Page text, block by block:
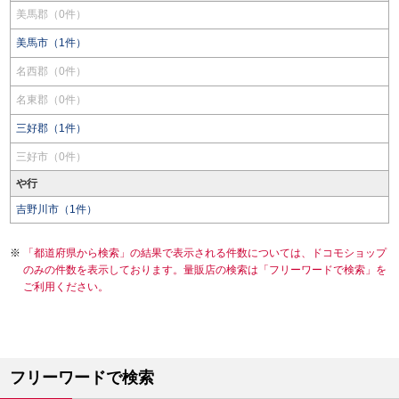
美馬郡（0件）
美馬市（1件）
名西郡（0件）
名東郡（0件）
三好郡（1件）
三好市（0件）
や行
吉野川市（1件）
「都道府県から検索」の結果で表示される件数については、ドコモショップ
のみの件数を表示しております。量販店の検索は「フリーワードで検索」を
ご利用ください。
フリーワードで検索